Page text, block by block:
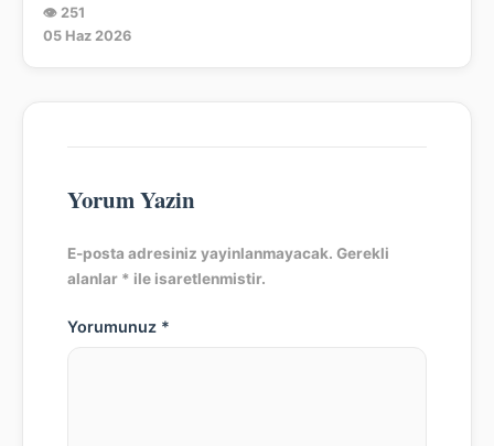
👁 251
05 Haz 2026
Yorum Yazin
E-posta adresiniz yayinlanmayacak. Gerekli
alanlar * ile isaretlenmistir.
Yorumunuz *